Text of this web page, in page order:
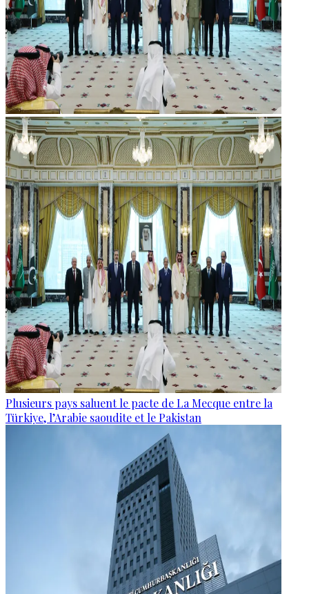
Plusieurs pays saluent le pacte de La Mecque entre la
Türkiye, l’Arabie saoudite et le Pakistan